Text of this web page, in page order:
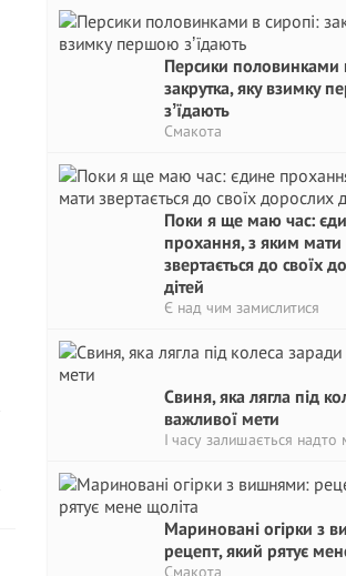
Персики половинками
закрутка, яку взимку
зʼїдають
Смакота
Поки я ще маю час:
прохання, з яким мати
звертається до своїх
дітей
Є над чим замислитися
Свиня, яка лягла під
важливої мети
І часу залишається надто
Мариновані огірки з
рецепт, який рятує
Смакота